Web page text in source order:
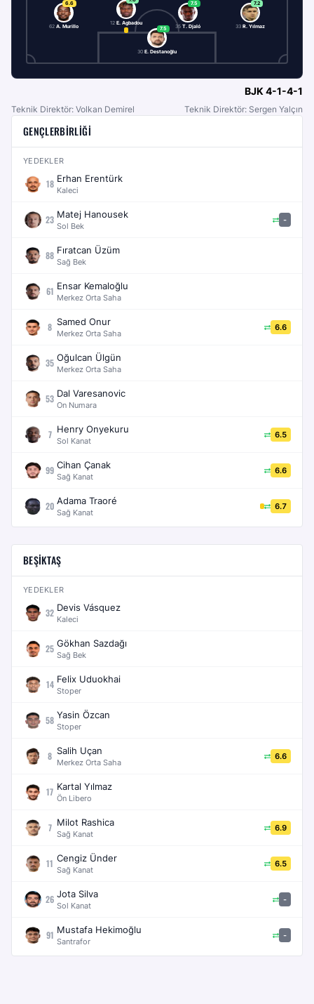
7.5
30 E. Destanoğlu
6.6
62 A. Murillo
12 E. Agbadou
7.5
35 T. Djaló
7.2
33 R. Yılmaz
BJK 4-1-4-1
Teknik Direktör: Volkan Demirel Teknik Direktör: Sergen Yalçın
GENÇLERBIRLIĞI
YEDEKLER
18 Erhan Erentürk
Kaleci
23 Matej Hanousek
Sol Bek
-
88 Fıratcan Üzüm
Sağ Bek
61 Ensar Kemaloğlu
Merkez Orta Saha
8 Samed Onur
Merkez Orta Saha
6.6
35 Oğulcan Ülgün
Merkez Orta Saha
53 Dal Varesanovic
On Numara
7 Henry Onyekuru
Sol Kanat
6.5
99 Cihan Çanak
Sağ Kanat
6.6
20 Adama Traoré
Sağ Kanat
6.7
BEŞIKTAŞ
YEDEKLER
32 Devis Vásquez
Kaleci
25 Gökhan Sazdağı
Sağ Bek
14 Felix Uduokhai
Stoper
58 Yasin Özcan
Stoper
8 Salih Uçan
Merkez Orta Saha
6.6
17 Kartal Yılmaz
Ön Libero
7 Milot Rashica
Sağ Kanat
6.9
11 Cengiz Ünder
Sağ Kanat
6.5
26 Jota Silva
Sol Kanat
-
91 Mustafa Hekimoğlu
Santrafor
-